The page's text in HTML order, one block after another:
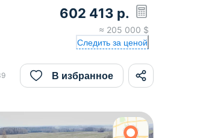
602 413 р.
≈ 205 000 $
Следить за ценой
В избранное